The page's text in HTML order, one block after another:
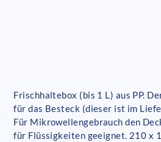
Frischhaltebox (bis 1 L) aus PP.
für das Besteck (dieser ist im
Für Mikrowellengebrauch den
für Flüssigkeiten geeignet. 210 x